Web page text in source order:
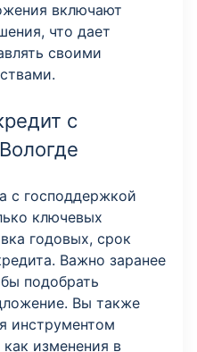
включают
что дает
своими
с
с господдержкой
ключевых
годовых, срок
Важно заранее
подобрать
Вы также
инструментом
изменения в